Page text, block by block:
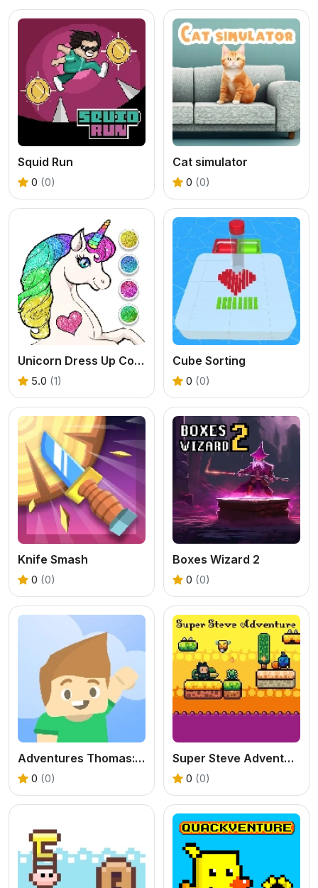
Squid Run
0 (0)
Cat simulator
0 (0)
Unicorn Dress Up Coloring Book
5.0 (1)
Cube Sorting
0 (0)
Knife Smash
0 (0)
Boxes Wizard 2
0 (0)
Adventures Thomas: Draw and Erase
0 (0)
Super Steve Adventure
0 (0)